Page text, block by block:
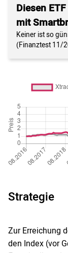
Diesen
mit
Keiner ist so
(Finanztest 11/
Strategie
Zur Erreichung
den Index (vor